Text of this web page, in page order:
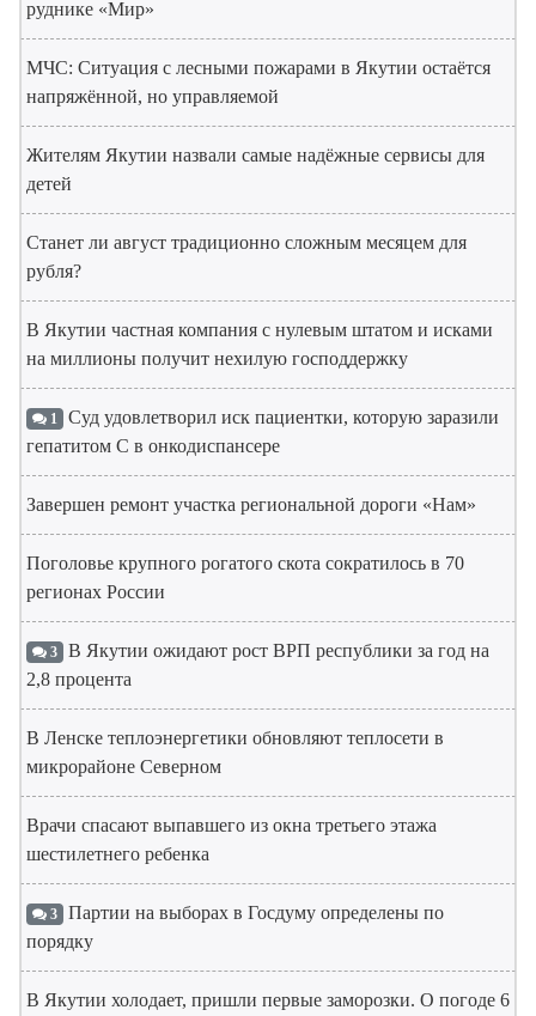
руднике «Мир»
МЧС: Ситуация с лесными пожарами в Якутии остаётся
напряжённой, но управляемой
Жителям Якутии назвали самые надёжные сервисы для
детей
Станет ли август традиционно сложным месяцем для
рубля?
В Якутии частная компания с нулевым штатом и исками
на миллионы получит нехилую господдержку
1 Суд удовлетворил иск пациентки, которую заразили
гепатитом С в онкодиспансере
Завершен ремонт участка региональной дороги «Нам»
Поголовье крупного рогатого скота сократилось в 70
регионах России
3 В Якутии ожидают рост ВРП республики за год на
2,8 процента
В Ленске теплоэнергетики обновляют теплосети в
микрорайоне Северном
Врачи спасают выпавшего из окна третьего этажа
шестилетнего ребенка
3 Партии на выборах в Госдуму определены по
порядку
В Якутии холодает, пришли первые заморозки. О погоде 6